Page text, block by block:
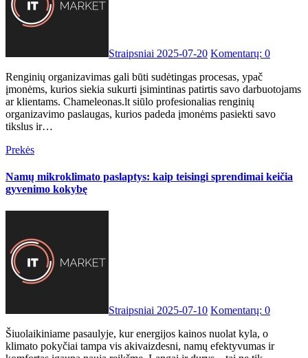
Straipsniai 2025-07-20 Komentarų: 0
Renginių organizavimas gali būti sudėtingas procesas, ypač
įmonėms, kurios siekia sukurti įsimintinas patirtis savo darbuotojams
ar klientams. Chameleonas.lt siūlo profesionalias renginių
organizavimo paslaugas, kurios padeda įmonėms pasiekti savo
tikslus ir…
Prekės
Namų mikroklimato paslaptys: kaip teisingi sprendimai keičia
gyvenimo kokybę
Straipsniai 2025-07-10 Komentarų: 0
Šiuolaikiniame pasaulyje, kur energijos kainos nuolat kyla, o
klimato pokyčiai tampa vis akivaizdesni, namų efektyvumas ir